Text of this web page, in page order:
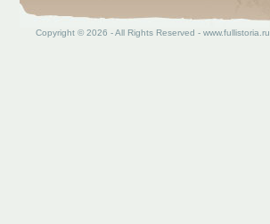
Copyright © 2026 - All Rights Reserved - www.fullistoria.ru